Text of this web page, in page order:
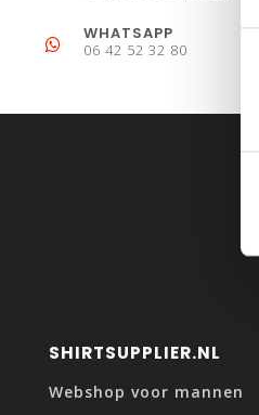
WHATSAPP
06 42 52 32 80
SHIRTSUPPLIER.NL
Webshop voor mannen